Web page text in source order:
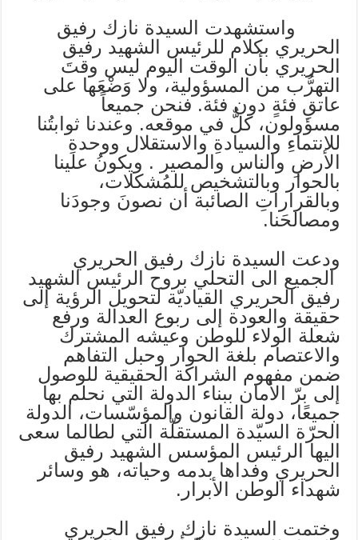
واستشهدت السيدة نازك رفيق
الحريري بكلام للرئيس الشهيد رفيق
الحريري بأن الوقت اليوم ليس وقتَ
التهرُّب من المسؤولية، ولا وَضْعَها على
عاتقِ فئةٍ دون فئة. فنحن جميعاً
مسؤولون، كلٌّ في موقعه. وعندنا ثوابتُنا
للانتماءِ والسيادةِ والاستقلال ووحدةِ
الأرضِ والناس والمصير . ويكونُ علينا
بالحوار وبالتشخيص للمُشكلات،
وبالقراراتِ الصائبة أن نصونَ وجودَنا
ومصالحَنا.
ودعت السيدة نازك رفيق الحريري
الجميع الى التحلي بروح الرئيس الشهيد
رفيق الحريري القياديّة لتحويل الرؤية إلى
حقيقة والعودة إلى ربوع العدالة ورفع
شعلة الولاء للوطن وعيشه المشترك
والاعتصام بلغة الحوار وحبل التفاهم
ضمن مفهوم الشراكة الحقيقية للوصول
إلى برّ الأمان ببناء الدولة التي نحلم بها
جميعًا، دولة القانون والمؤسّسات، الدولة
الحرّة السيّدة المستقلّة التي لطالما سعى
اليها الرئيس المؤسس الشهيد رفيق
الحريري وفداها بدمه وحياته، هو وسائر
شهداء الوطن الأبرار.
وختمت السيدة نازك رفيق الحريري